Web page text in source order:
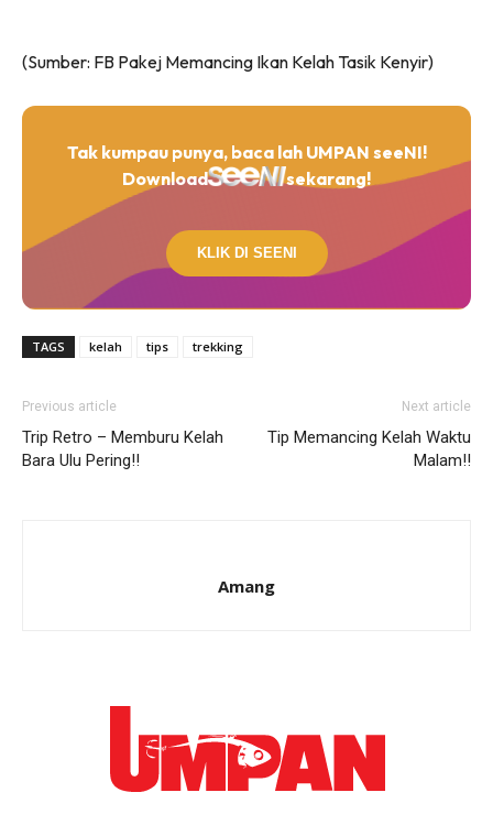
(Sumber: FB Pakej Memancing Ikan Kelah Tasik Kenyir)
Tak kumpau punya, baca lah UMPAN seeNI!
Download
sekarang!
KLIK DI SEENI
TAGS kelah tips trekking
Previous article
Trip Retro – Memburu Kelah
Bara Ulu Pering!!
Next article
Tip Memancing Kelah Waktu
Malam!!
Amang